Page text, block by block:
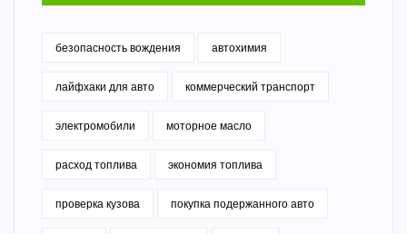
безопасность вождения автохимия
лайфхаки для авто коммерческий транспорт
электромобили моторное масло
расход топлива экономия топлива
проверка кузова покупка подержанного авто